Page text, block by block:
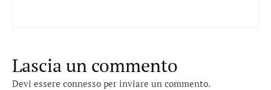
Lascia un commento
Devi essere connesso per inviare un commento.